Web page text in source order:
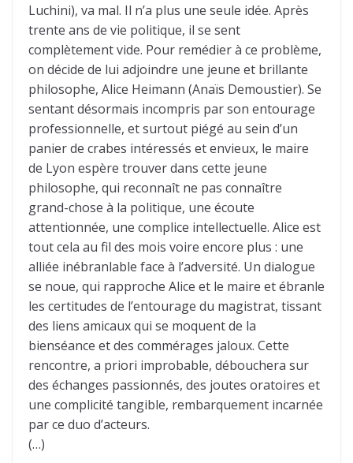
Luchini), va mal. Il n’a plus une seule idée. Après
trente ans de vie politique, il se sent
complètement vide. Pour remédier à ce problème,
on décide de lui adjoindre une jeune et brillante
philosophe, Alice Heimann (Anaïs Demoustier). Se
sentant désormais incompris par son entourage
professionnelle, et surtout piégé au sein d’un
panier de crabes intéressés et envieux, le maire
de Lyon espère trouver dans cette jeune
philosophe, qui reconnaît ne pas connaître
grand-chose à la politique, une écoute
attentionnée, une complice intellectuelle. Alice est
tout cela au fil des mois voire encore plus : une
alliée inébranlable face à l’adversité. Un dialogue
se noue, qui rapproche Alice et le maire et ébranle
les certitudes de l’entourage du magistrat, tissant
des liens amicaux qui se moquent de la
bienséance et des commérages jaloux. Cette
rencontre, a priori improbable, débouchera sur
des échanges passionnés, des joutes oratoires et
une complicité tangible, rembarquement incarnée
par ce duo d’acteurs.
(…)